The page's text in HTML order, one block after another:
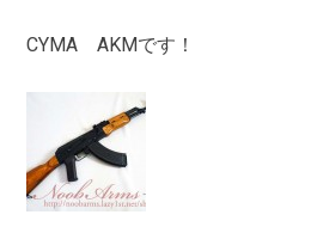
CYMA AKMです！